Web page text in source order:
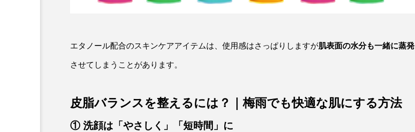
エタノール配合のスキンケアアイテムは、使用感はさっぱりしますが肌表面の水分も一緒に蒸発
させてしまうことがあります。
皮脂バランスを整えるには？｜梅雨でも快適な肌にする方法
① 洗顔は「やさしく」「短時間」に